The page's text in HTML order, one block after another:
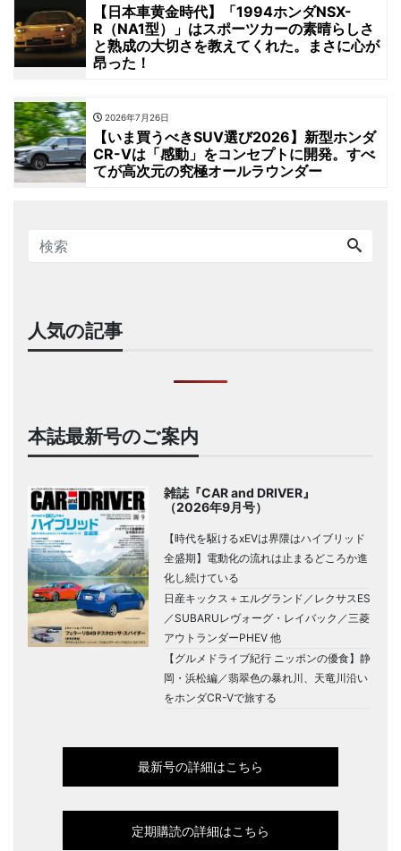
【日本車黄金時代】「1994ホンダNSX-
R（NA1型）」はスポーツカーの素晴らしさ
と熟成の大切さを教えてくれた。まさに心が
昂った！
2026年7月26日
【いま買うべきSUV選び2026】新型ホンダ
CR-Vは「感動」をコンセプトに開発。すべ
てが高次元の究極オールラウンダー
人気の記事
本誌最新号のご案内
雑誌『CAR and DRIVER』
（2026年9月号）
【時代を駆けるxEVは界隈はハイブリッド
全盛期】電動化の流れは止まるどころか進
化し続けている
日産キックス＋エルグランド／レクサスES
／SUBARUレヴォーグ・レイバック／三菱
アウトランダーPHEV 他
【グルメドライブ紀行 ニッポンの優食】静
岡・浜松編／翡翠色の暴れ川、天竜川沿い
をホンダCR-Vで旅する
最新号の詳細はこちら
定期購読の詳細はこちら